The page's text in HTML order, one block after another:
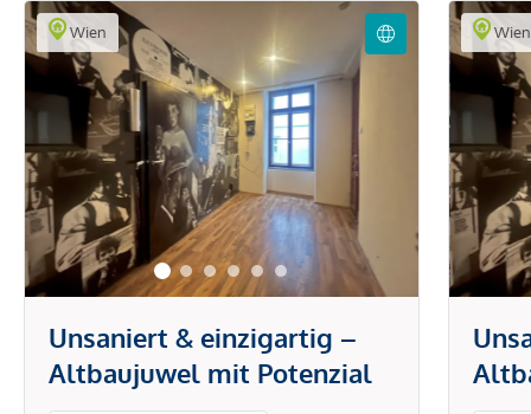
Wien
Unsaniert & einzigartig –
Altbaujuwel mit Potenzial
Wien